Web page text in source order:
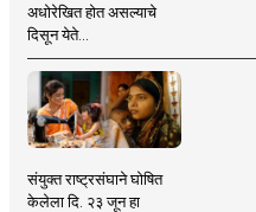
अधोरेखित होत असल्याचे
दिसून येते...
संयुक्त राष्ट्रसंघाने घोषित
केलेला दि. २३ जून हा